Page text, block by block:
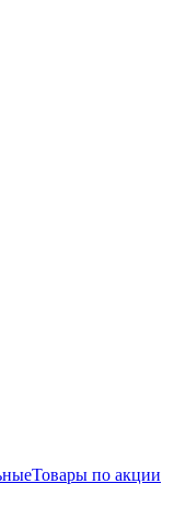
Товары по акции